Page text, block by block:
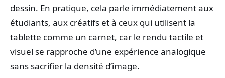
dessin. En pratique, cela parle immédiatement aux
étudiants, aux créatifs et à ceux qui utilisent la
tablette comme un carnet, car le rendu tactile et
visuel se rapproche d’une expérience analogique
sans sacrifier la densité d’image.